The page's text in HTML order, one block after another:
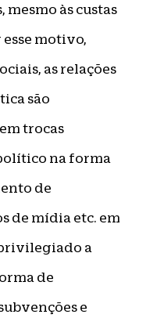
às custas
esse motivo,
as relações
são
trocas
na forma
de
de mídia etc. em
a
de
e